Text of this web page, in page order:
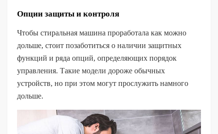
Опции защиты и контроля
Чтобы стиральная машина проработала как можно
дольше, стоит позаботиться о наличии защитных
функций и ряда опций, определяющих порядок
управления. Такие модели дороже обычных
устройств, но при этом могут прослужить намного
дольше.